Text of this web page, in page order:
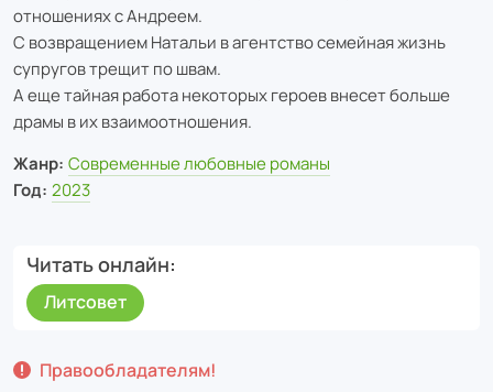
отношениях с Андреем.
С возвращением Натальи в агентство семейная жизнь
супругов трещит по швам.
А еще тайная работа некоторых героев внесет больше
драмы в их взаимоотношения.
Жанр: Современные любовные романы
Год: 2023
Читать онлайн
Литсовет
Правообладателям!